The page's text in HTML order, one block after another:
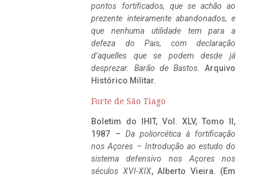
pontos fortificados, que se achão ao
prezente inteiramente abandonados, e
que nenhuma utilidade tem para a
defeza do Pais, com declaração
d’aquelles que se podem desde já
desprezar. Barão de Bastos. Arquivo
Histórico Militar.
Forte de São Tiago
Boletim do IHIT, Vol. XLV, Tomo II,
1987 – Da poliorcética à fortificação
nos Açores – Introdução ao estudo do
sistema defensivo nos Açores nos
séculos XVI-XIX, Alberto Vieira. (Em